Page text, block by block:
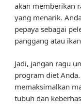
akan memberikan
yang menarik.
pepaya sebagai
panggang atau
Jadi, jangan ragu
program diet
memaksimalkan
tubuh dan